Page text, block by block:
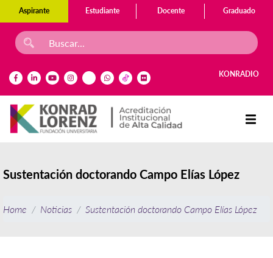
Aspirante Estudiante Docente Graduado
KONRADIO
Sustentación doctorando Campo Elías López
Home Noticias Sustentación doctorando Campo Elías López